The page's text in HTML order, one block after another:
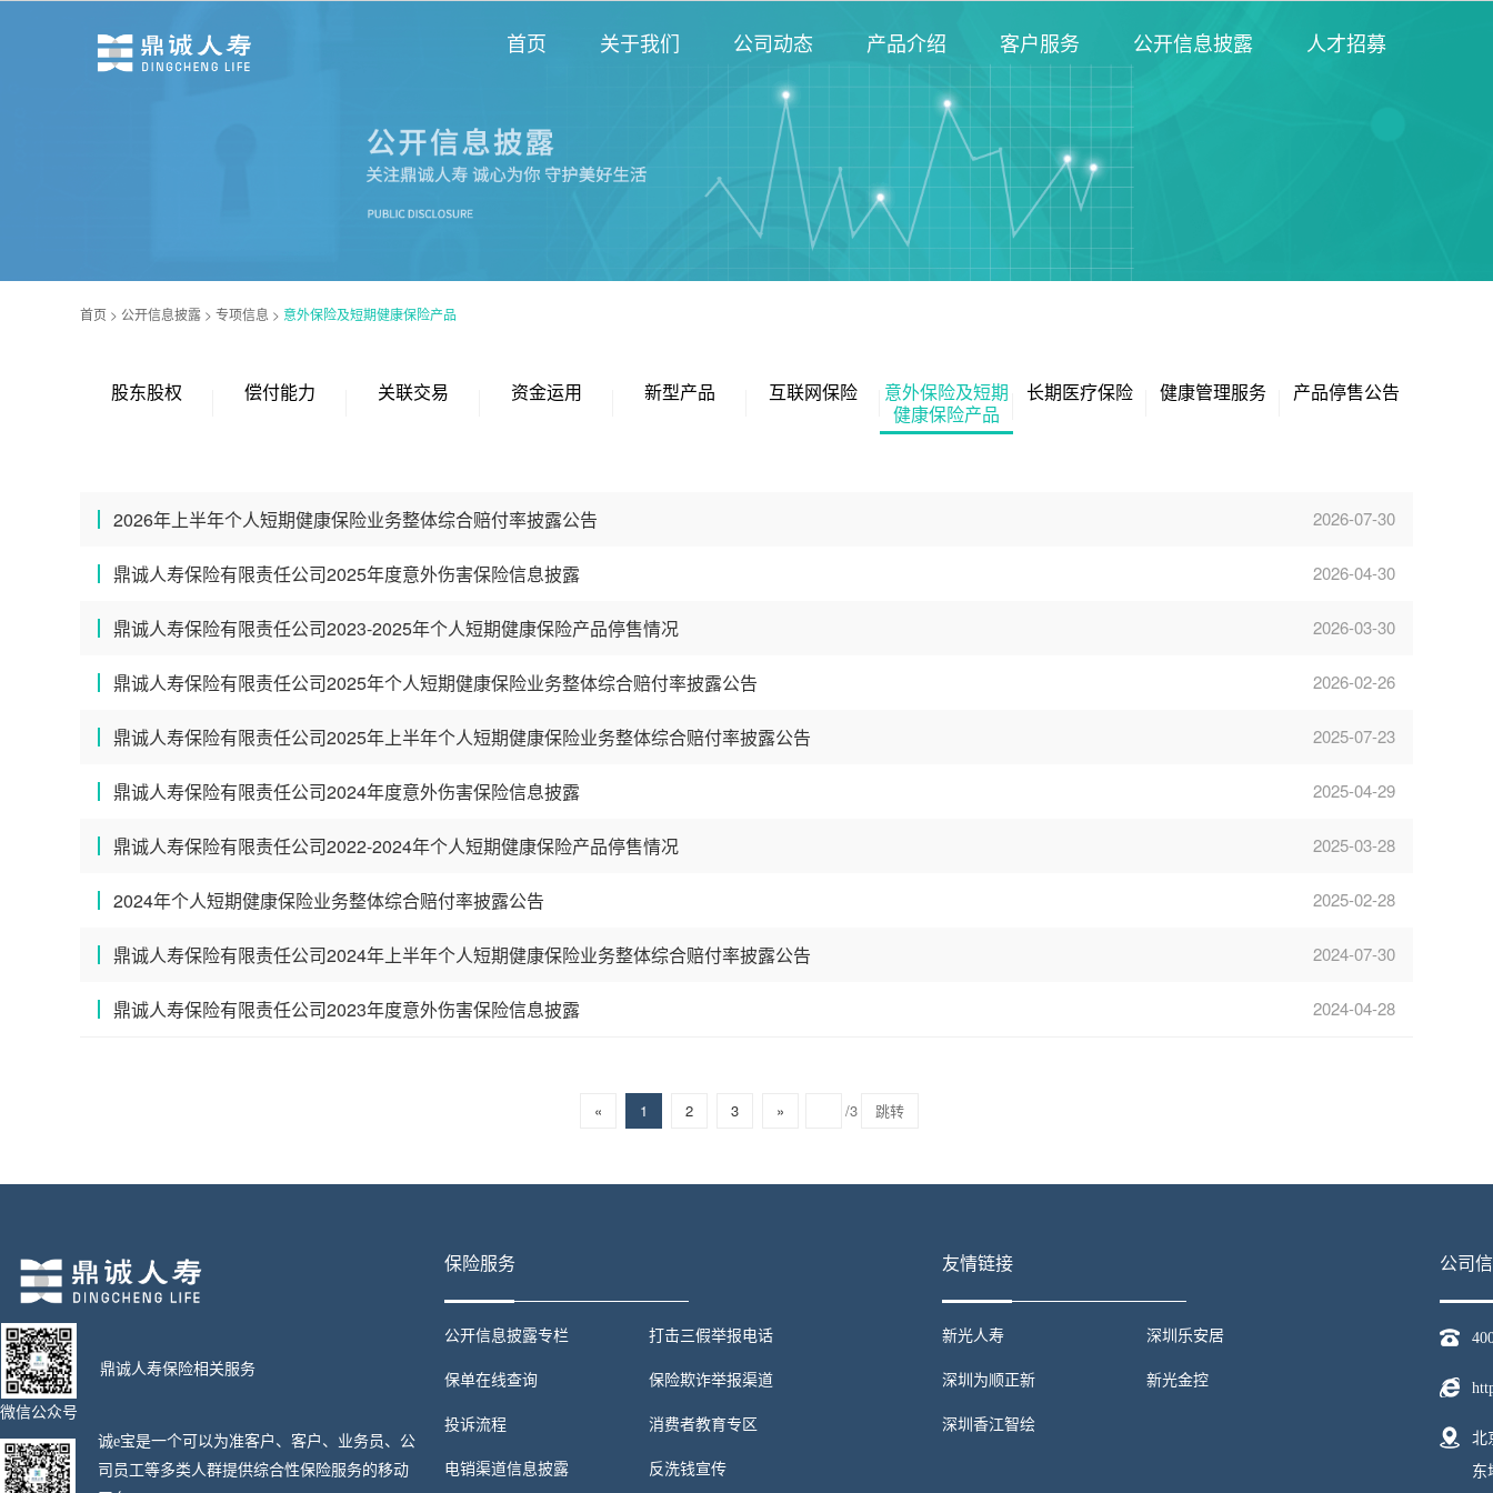
首页 关于我们 公司动态 产品介绍 客户服务 公开信息披露 人才招募
首页 > 公开信息披露 > 专项信息 > 意外保险及短期健康保险产品
股东股权 偿付能力 关联交易 资金运用 新型产品 互联网保险
意外保险及短期
健康保险产品
长期医疗保险 健康管理服务 产品停售公告
2026年上半年个人短期健康保险业务整体综合赔付率披露公告 2026-07-30
鼎诚人寿保险有限责任公司2025年度意外伤害保险信息披露 2026-04-30
鼎诚人寿保险有限责任公司2023-2025年个人短期健康保险产品停售情况 2026-03-30
鼎诚人寿保险有限责任公司2025年个人短期健康保险业务整体综合赔付率披露公告 2026-02-26
鼎诚人寿保险有限责任公司2025年上半年个人短期健康保险业务整体综合赔付率披露公告 2025-07-23
鼎诚人寿保险有限责任公司2024年度意外伤害保险信息披露 2025-04-29
鼎诚人寿保险有限责任公司2022-2024年个人短期健康保险产品停售情况 2025-03-28
2024年个人短期健康保险业务整体综合赔付率披露公告 2025-02-28
鼎诚人寿保险有限责任公司2024年上半年个人短期健康保险业务整体综合赔付率披露公告 2024-07-30
鼎诚人寿保险有限责任公司2023年度意外伤害保险信息披露 2024-04-28
« 1 2 3 » /3 跳转
微信公众号
鼎诚人寿保险相关服务
诚e宝是一个可以为准客户、客户、业务员、公
司员工等多类人群提供综合性保险服务的移动
保险服务
公开信息披露专栏
保单在线查询
投诉流程
电销渠道信息披露
打击三假举报电话
保险欺诈举报渠道
消费者教育专区
反洗钱宣传
友情链接
新光人寿
深圳为顺正新
深圳香江智绘
深圳乐安居
新光金控
公司
北
东